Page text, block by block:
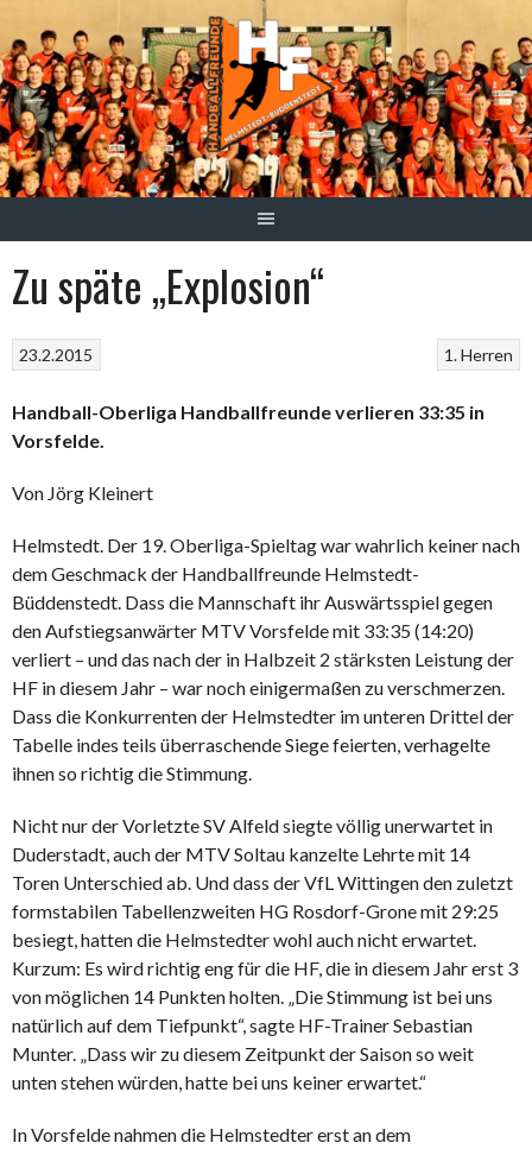
zum
Inhalt
Zu späte „Explosion“
1. Herren
23.2.2015
Handball-Oberliga Handballfreunde verlieren 33:35 in
Vorsfelde.
Von Jörg Kleinert
Helmstedt. Der 19. Oberliga-Spieltag war wahrlich keiner nach
dem Geschmack der Handballfreunde Helmstedt-
Büddenstedt. Dass die Mannschaft ihr Auswärtsspiel gegen
den Aufstiegsanwärter MTV Vorsfelde mit 33:35 (14:20)
verliert – und das nach der in Halbzeit 2 stärksten Leistung der
HF in diesem Jahr – war noch einigermaßen zu verschmerzen.
Dass die Konkurrenten der Helmstedter im unteren Drittel der
Tabelle indes teils überraschende Siege feierten, verhagelte
ihnen so richtig die Stimmung.
Nicht nur der Vorletzte SV Alfeld siegte völlig unerwartet in
Duderstadt, auch der MTV Soltau kanzelte Lehrte mit 14
Toren Unterschied ab. Und dass der VfL Wittingen den zuletzt
formstabilen Tabellenzweiten HG Rosdorf-Grone mit 29:25
besiegt, hatten die Helmstedter wohl auch nicht erwartet.
Kurzum: Es wird richtig eng für die HF, die in diesem Jahr erst 3
von möglichen 14 Punkten holten. „Die Stimmung ist bei uns
natürlich auf dem Tiefpunkt“, sagte HF-Trainer Sebastian
Munter. „Dass wir zu diesem Zeitpunkt der Saison so weit
unten stehen würden, hatte bei uns keiner erwartet.“
In Vorsfelde nahmen die Helmstedter erst an dem